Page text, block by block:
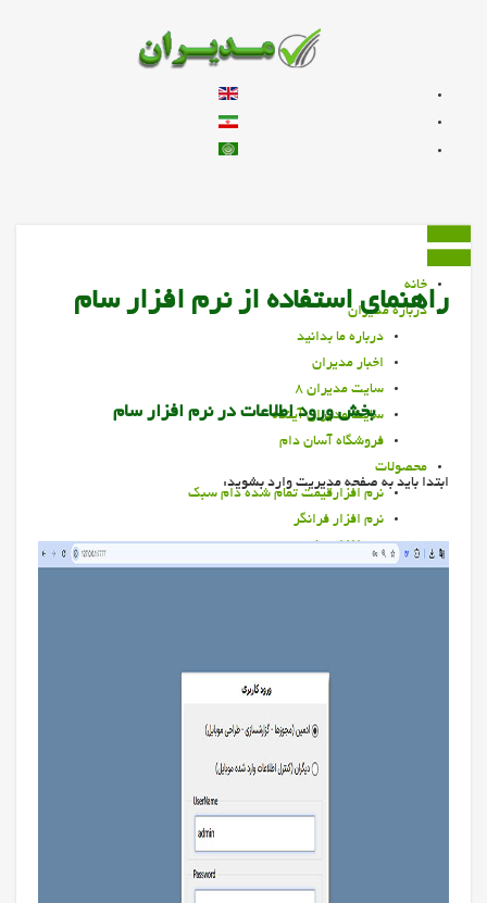
زبان خود را انتخاب کنید
خانه
درباره مديران
درباره ما بدانيد
اخبار مديران
سايت مديران 8
سايت مديران آينده
فروشگاه آسان دام
محصولات
نرم افزارقیمت تمام شده دام سبک
نرم افزار فرانگر
نرم افزار سام
راهنمای نصب نرم افزار سام
نرم افزار مديريت دامپروري
برخي تغييرات نسخه جديد
گزارشات مديريت دامپروري
بيمه
راهنمای استفاده از نرم افزار سام
بخش ورود اطلاعات در نرم افزار سام
ابتدا باید به صفحه مدیریت وارد بشوید: